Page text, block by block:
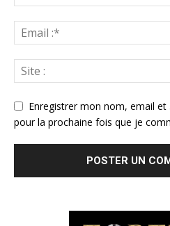
Enregistrer mon nom, email
pour la prochaine fois que je